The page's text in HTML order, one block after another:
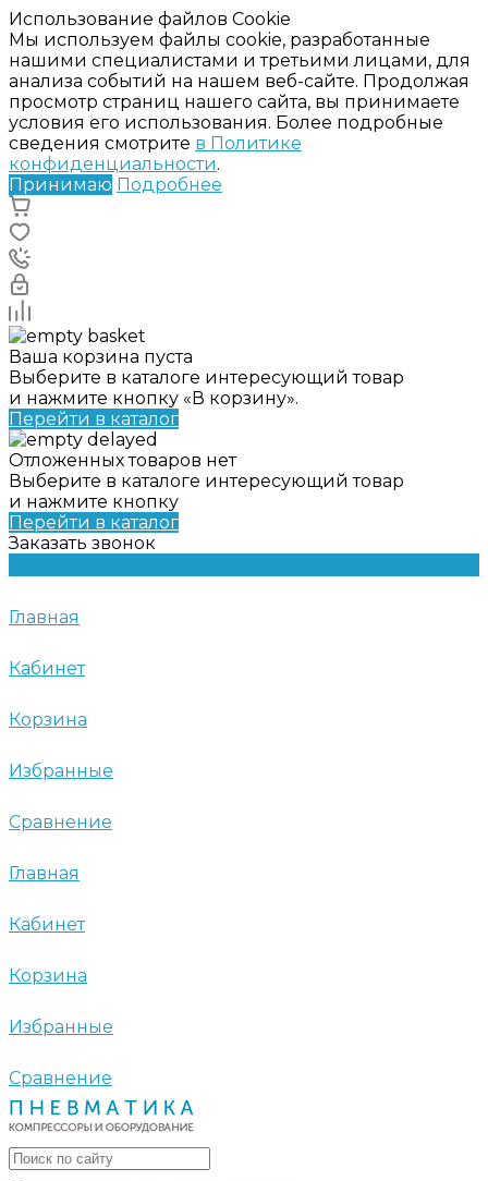
Использование файлов Cookie
Мы используем файлы cookie, разработанные
нашими специалистами и третьими лицами, для
анализа событий на нашем веб-сайте. Продолжая
просмотр страниц нашего сайта, вы принимаете
условия его использования. Более подробные
сведения смотрите в Политике
конфиденциальности.
Принимаю Подробнее
Ваша корзина пуста
Выберите в каталоге интересующий товар
и нажмите кнопку «В корзину».
Перейти в каталог
Отложенных товаров нет
Выберите в каталоге интересующий товар
и нажмите кнопку
Перейти в каталог
Заказать звонок
Главная
Кабинет
Корзина
Избранные
Сравнение
Главная
Кабинет
Корзина
Избранные
Сравнение